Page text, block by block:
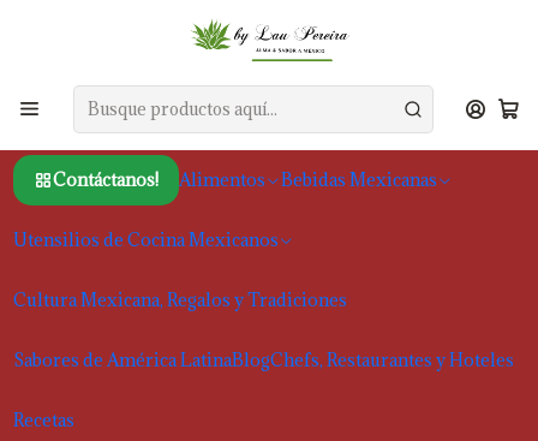
Contáctanos! Alimentos Bebidas Mexicanas
Utensilios de Cocina Mexicanos
Cultura Mexicana, Regalos y Tradiciones
Sabores de América LatinaBlogChefs, Restaurantes y Hoteles
Recetas
Utensilios de Cocina Mexicanos
Artículos para cocina y otros productos
Molcajete de Plástico Taça para Molhos 12cm